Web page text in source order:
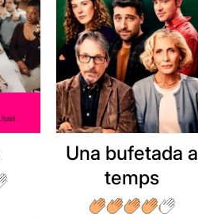
Una bufetada a
temps